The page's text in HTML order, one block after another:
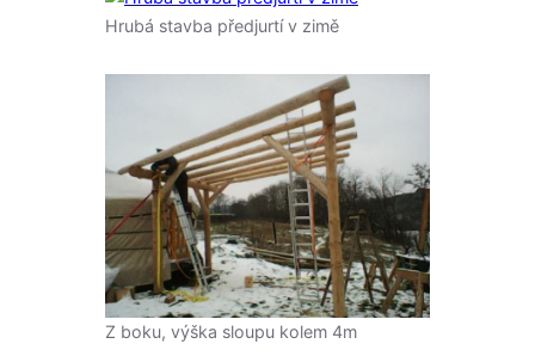
Hrubá stavba předjurtí v zimě
Z boku, výška sloupu kolem 4m